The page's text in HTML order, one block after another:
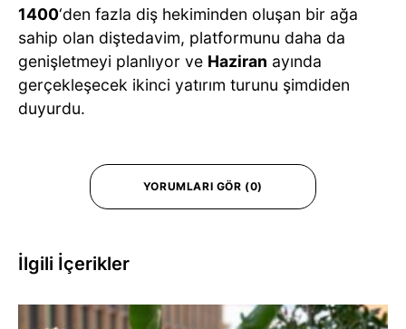
1400‘den fazla diş hekiminden oluşan bir ağa
sahip olan diştedavim, platformunu daha da
genişletmeyi planlıyor ve Haziran ayında
gerçekleşecek ikinci yatırım turunu şimdiden
duyurdu.
YORUMLARI GÖR (0)
İlgili İçerikler